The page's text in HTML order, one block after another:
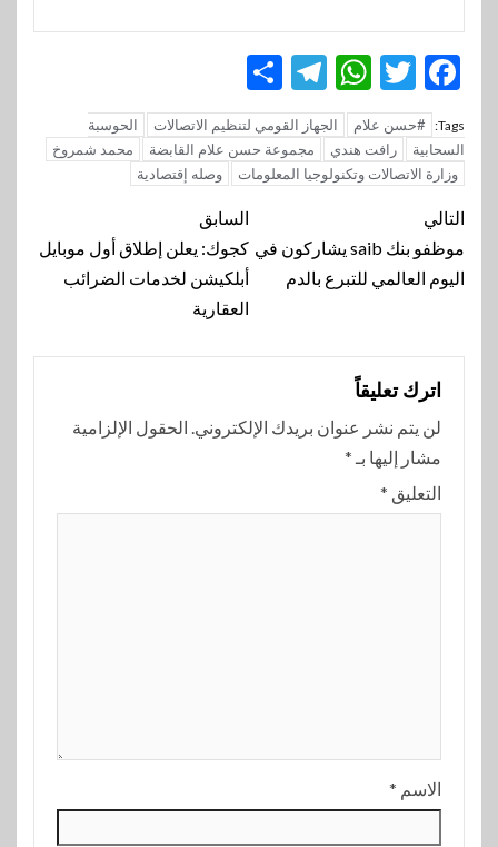
Facebook
Twitter
WhatsApp
Telegram
Tags: #حسن علام الجهاز القومي لتنظيم الاتصالات
الحوسبة
السحابية
رافت هندي مجموعة حسن علام القابضة
محمد شمروخ
وزارة الاتصالات وتكنولوجيا المعلومات
وصله إقتصادية
تنقل
المقالة
السابق
كجوك: يعلن إطلاق أول موبايل
أبلكيشن لخدمات الضرائب
العقارية
التالي
موظفو بنك saib يشاركون في
اليوم العالمي للتبرع بالدم
اترك تعليقاً
لن يتم نشر عنوان بريدك الإلكتروني. الحقول الإلزامية
مشار إليها بـ *
التعليق *
الاسم *